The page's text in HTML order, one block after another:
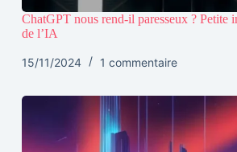
ChatGPT nous rend-il paresseux ? Petite
de l’IA
15/11/2024 1 commentaire